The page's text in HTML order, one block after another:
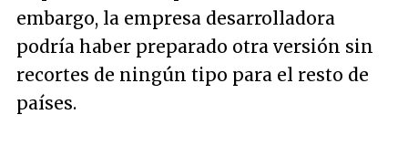
embargo, la empresa desarrolladora
podría haber preparado otra versión sin
recortes de ningún tipo para el resto de
países.